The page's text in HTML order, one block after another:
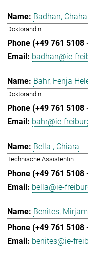
Badhan,
Doktorandin
badhan@ie-
Bahr, Fenja
Doktorandin
bahr@ie-
Bella , Chiara
Technische Assistentin
bella@ie-
Benites, Mirjam
benites@ie-